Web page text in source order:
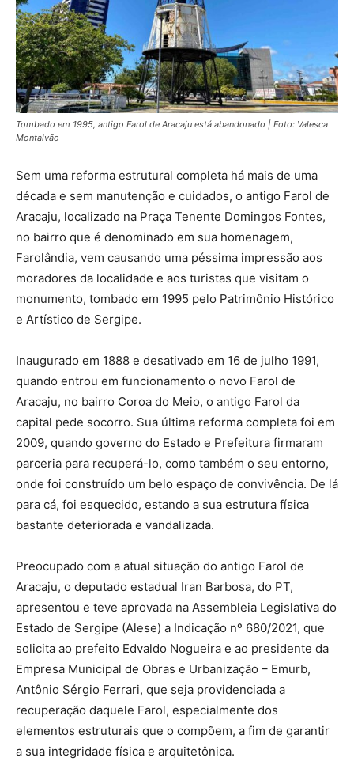
Tombado em 1995, antigo Farol de Aracaju está abandonado | Foto: Valesca
Montalvão
Sem uma reforma estrutural completa há mais de uma
década e sem manutenção e cuidados, o antigo Farol de
Aracaju, localizado na Praça Tenente Domingos Fontes,
no bairro que é denominado em sua homenagem,
Farolândia, vem causando uma péssima impressão aos
moradores da localidade e aos turistas que visitam o
monumento, tombado em 1995 pelo Patrimônio Histórico
e Artístico de Sergipe.
Inaugurado em 1888 e desativado em 16 de julho 1991,
quando entrou em funcionamento o novo Farol de
Aracaju, no bairro Coroa do Meio, o antigo Farol da
capital pede socorro. Sua última reforma completa foi em
2009, quando governo do Estado e Prefeitura firmaram
parceria para recuperá-lo, como também o seu entorno,
onde foi construído um belo espaço de convivência. De lá
para cá, foi esquecido, estando a sua estrutura física
bastante deteriorada e vandalizada.
Preocupado com a atual situação do antigo Farol de
Aracaju, o deputado estadual Iran Barbosa, do PT,
apresentou e teve aprovada na Assembleia Legislativa do
Estado de Sergipe (Alese) a Indicação nº 680/2021, que
solicita ao prefeito Edvaldo Nogueira e ao presidente da
Empresa Municipal de Obras e Urbanização – Emurb,
Antônio Sérgio Ferrari, que seja providenciada a
recuperação daquele Farol, especialmente dos
elementos estruturais que o compõem, a fim de garantir
a sua integridade física e arquitetônica.